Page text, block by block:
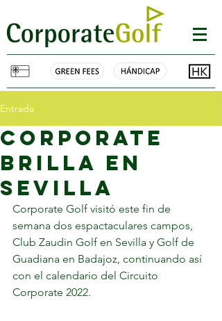
Entrada
corporate
brilla en
sevilla
Corporate Golf visitó este fin de
semana dos espactaculares campos,
Club Zaudin Golf en Sevilla y Golf de
Guadiana en Badajoz, continuando así
con el calendario del Circuito
Corporate 2022.